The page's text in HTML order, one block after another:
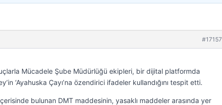
#17157
Mücadele Şube Müdürlüğü ekipleri, bir dijital platformda
‘Ayahuska Çayı’na özendirici ifadeler kullandığını tespit etti.
bulunan DMT maddesinin, yasaklı maddeler arasında yer